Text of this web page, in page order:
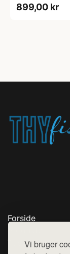
Vi bruger
899,00 kr
Forside
Top Rabatter